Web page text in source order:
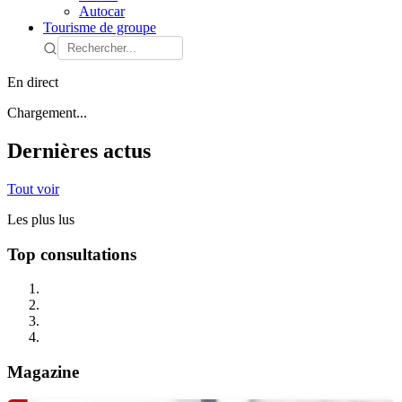
Autocar
Tourisme de groupe
En direct
Chargement...
Dernières actus
Tout voir
Les plus lus
Top consultations
Magazine